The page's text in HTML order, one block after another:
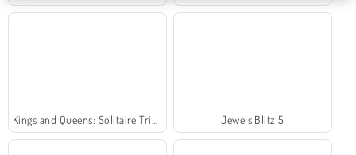
Kings and Queens: Solitaire TriPeaks Jewels Blitz 5